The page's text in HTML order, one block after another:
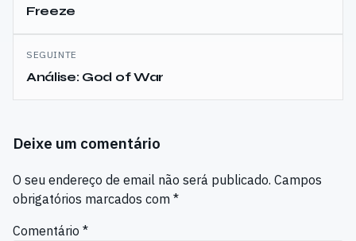
artigos
Freeze
SEGUINTE
Análise: God of War
Deixe um comentário
O seu endereço de email não será publicado. Campos
obrigatórios marcados com *
Comentário *